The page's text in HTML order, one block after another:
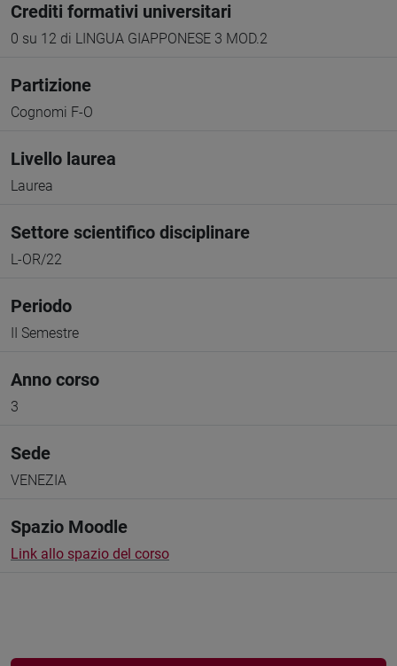
Crediti formativi universitari
0 su 12 di LINGUA GIAPPONESE 3 MOD.2
Partizione
Cognomi F-O
Livello laurea
Laurea
Settore scientifico disciplinare
L-OR/22
Periodo
II Semestre
Anno corso
3
Sede
VENEZIA
Spazio Moodle
Link allo spazio del corso